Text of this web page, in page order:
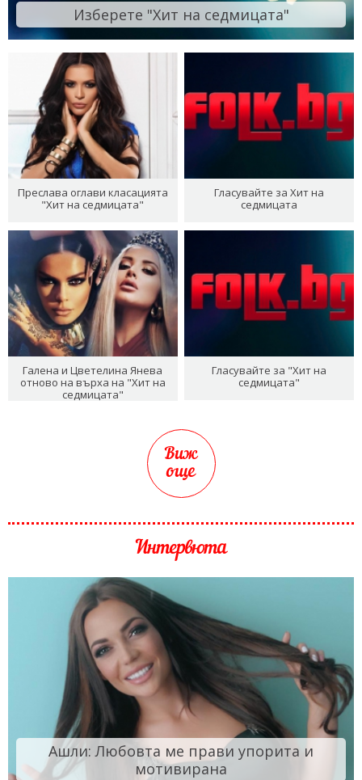
Изберете "Хит на седмицата"
Преслава оглави класацията
"Хит на седмицата"
Гласувайте за Хит на
седмицата
Галена и Цветелина Янева
отново на върха на "Хит на
седмицата"
Гласувайте за "Хит на
седмицата"
Виж
още
Интервюта
Ашли: Любовта ме прави упорита и
мотивирана